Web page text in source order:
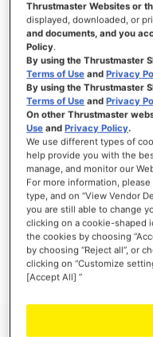
NUEVOS CLIENTES
Crear una cuenta tiene muchos
dirección, seguimiento de pedidos y
Thrustmaster Websites or
displayed, downloaded, or
and documents, and you
Policy.
By using the Thrustmaster
Terms of Use andPrivacy
By using the Thrustmaster
Terms of Use andPrivacy
On other Thrustmaster
Use andPrivacy Policy.
We use different types of
help provide you with the
manage, and monitor our
For more information,
type, and on “View Vendor
you are still able to change
clicking on a cookie-shaped
the cookies by choosing
by choosing “Reject all”, or
clicking on “Customize
[Accept All] ”